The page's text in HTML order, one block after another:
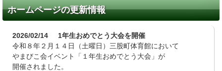
ホームページの更新情報
2026/02/14
1年生おめでとう大会を開催
令和８年２月１４日（土曜日）三股町体育館において
やまびこ会イベント「１年生おめでとう大会」が
開催されました。